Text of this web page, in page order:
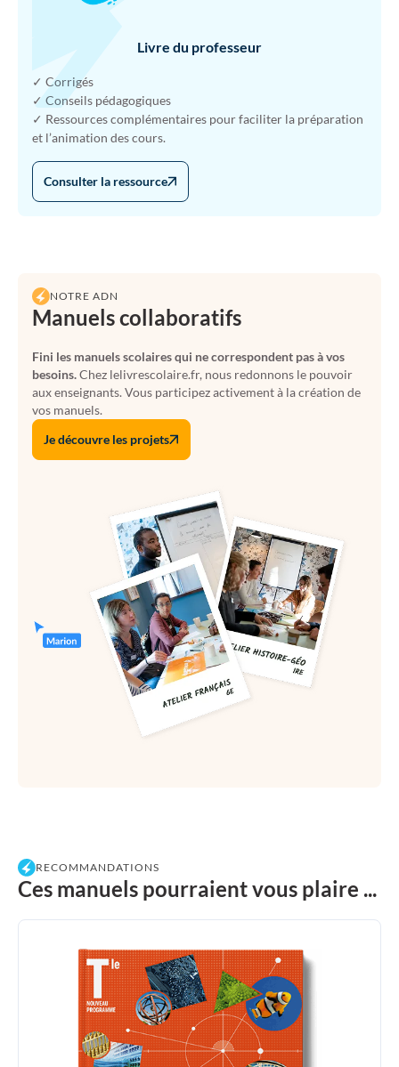
Livre du professeur
✓ Corrigés
✓ Conseils pédagogiques
✓ Ressources complémentaires pour faciliter la préparation
et l’animation des cours.
Consulter la ressource
NOTRE ADN
Manuels collaboratifs
Fini les manuels scolaires qui ne correspondent pas à vos
besoins.Chez lelivrescolaire.fr, nous redonnons le pouvoir
aux enseignants. Vous participez activement à la création de
vos manuels.
Je découvre les projets
RECOMMANDATIONS
Ces manuels pourraient vous plaire ...